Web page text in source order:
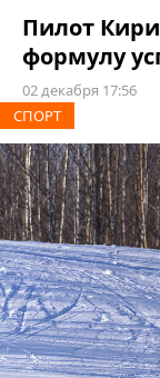
Пилот
формулу
02 декабря 17:56
СПОРТ